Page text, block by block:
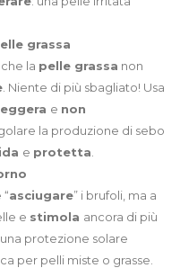
grassa
la pelle grassa non
. Niente di più sbagliato! Usa
e non
la produzione di sebo
e protetta
asciugare” i brufoli, ma a
e stimola ancora di più
protezione solare
per pelli miste o grasse.